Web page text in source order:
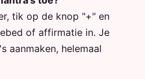
tik op de knop "+" en
of affirmatie in. Je
aanmaken, helemaal